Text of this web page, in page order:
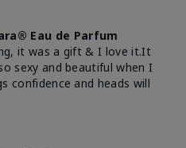
Eau de Parfum
it was a gift & I love it.It
sexy and beautiful when I
confidence and heads will